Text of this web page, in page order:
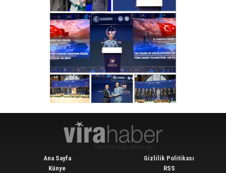
Ana Sayfa
Künye
Gizlilik Politikası
RSS